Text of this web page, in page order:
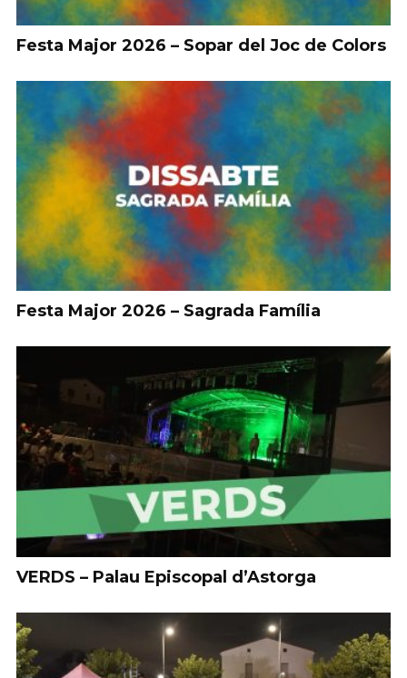
Festa Major 2026 – Sopar del Joc de Colors
Festa Major 2026 – Sagrada Família
VERDS – Palau Episcopal d’Astorga